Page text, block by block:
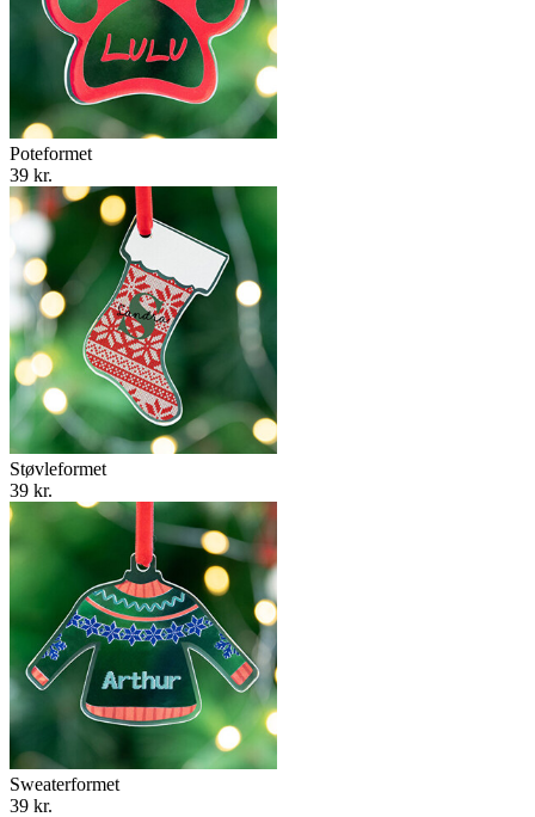
Poteformet
39 kr.
Støvleformet
39 kr.
Sweaterformet
39 kr.